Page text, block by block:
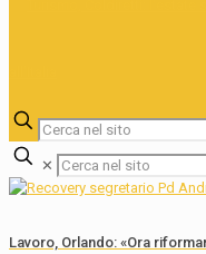
✕
Lavoro, Orlando: «Ora